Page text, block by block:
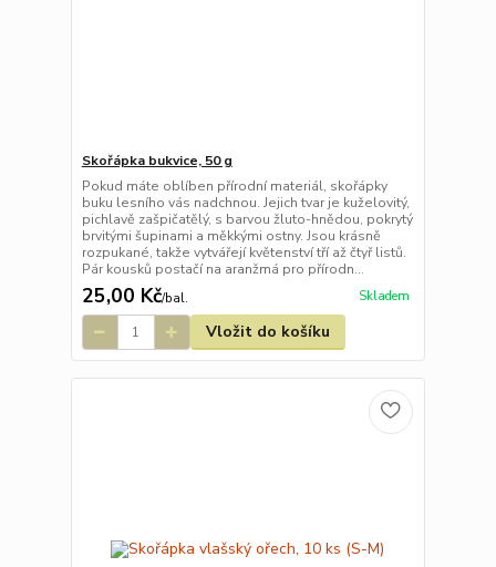
Skořápka bukvice, 50 g
Pokud máte oblíben přírodní materiál, skořápky
buku lesního vás nadchnou. Jejich tvar je kuželovitý,
pichlavě zašpičatělý, s barvou žluto-hnědou, pokrytý
brvitými šupinami a měkkými ostny. Jsou krásně
rozpukané, takže vytvářejí květenství tří až čtyř listů.
Pár kousků postačí na aranžmá pro přírodn...
25,00 Kč/bal. Skladem
Vložit do košíku